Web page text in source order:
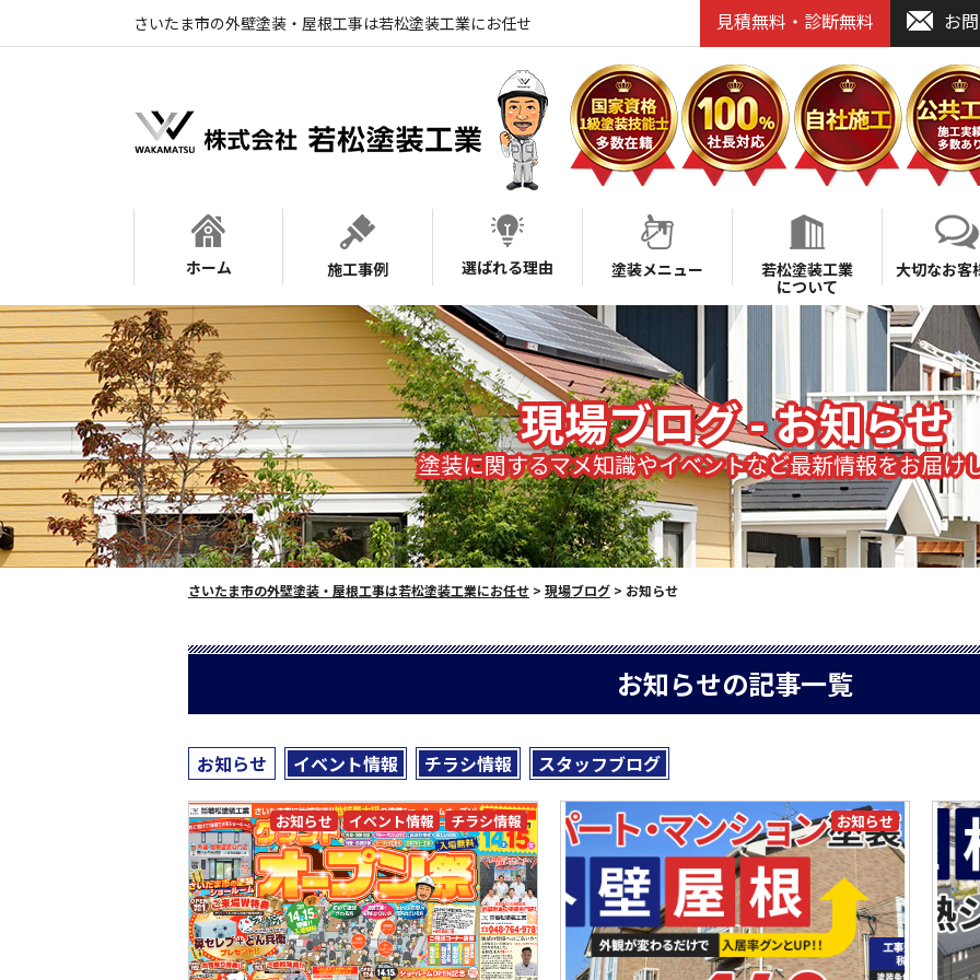
さいたま市の外壁塗装・屋根工事は若松塗装工業にお任せ 見積無料・診断無料 お
ホーム 施工事例 選ばれる理由 塗装メニュー
若松塗装工業
について
大切なお客
現場ブログ - お知らせ
塗装に関するマメ知識やイベントなど最新情報をお届け
さいたま市の外壁塗装・屋根工事は若松塗装工業にお任せ > 現場ブログ > お知らせ
お知らせの記事一覧
お知らせ イベント情報 チラシ情報 スタッフブログ
お知らせ イベント情報 チラシ情報 お知らせ